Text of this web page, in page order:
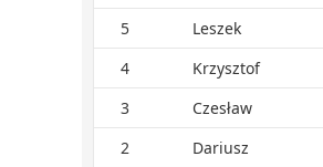
5
Leszek
4
Krzysztof
3
Czesław
2
Dariusz